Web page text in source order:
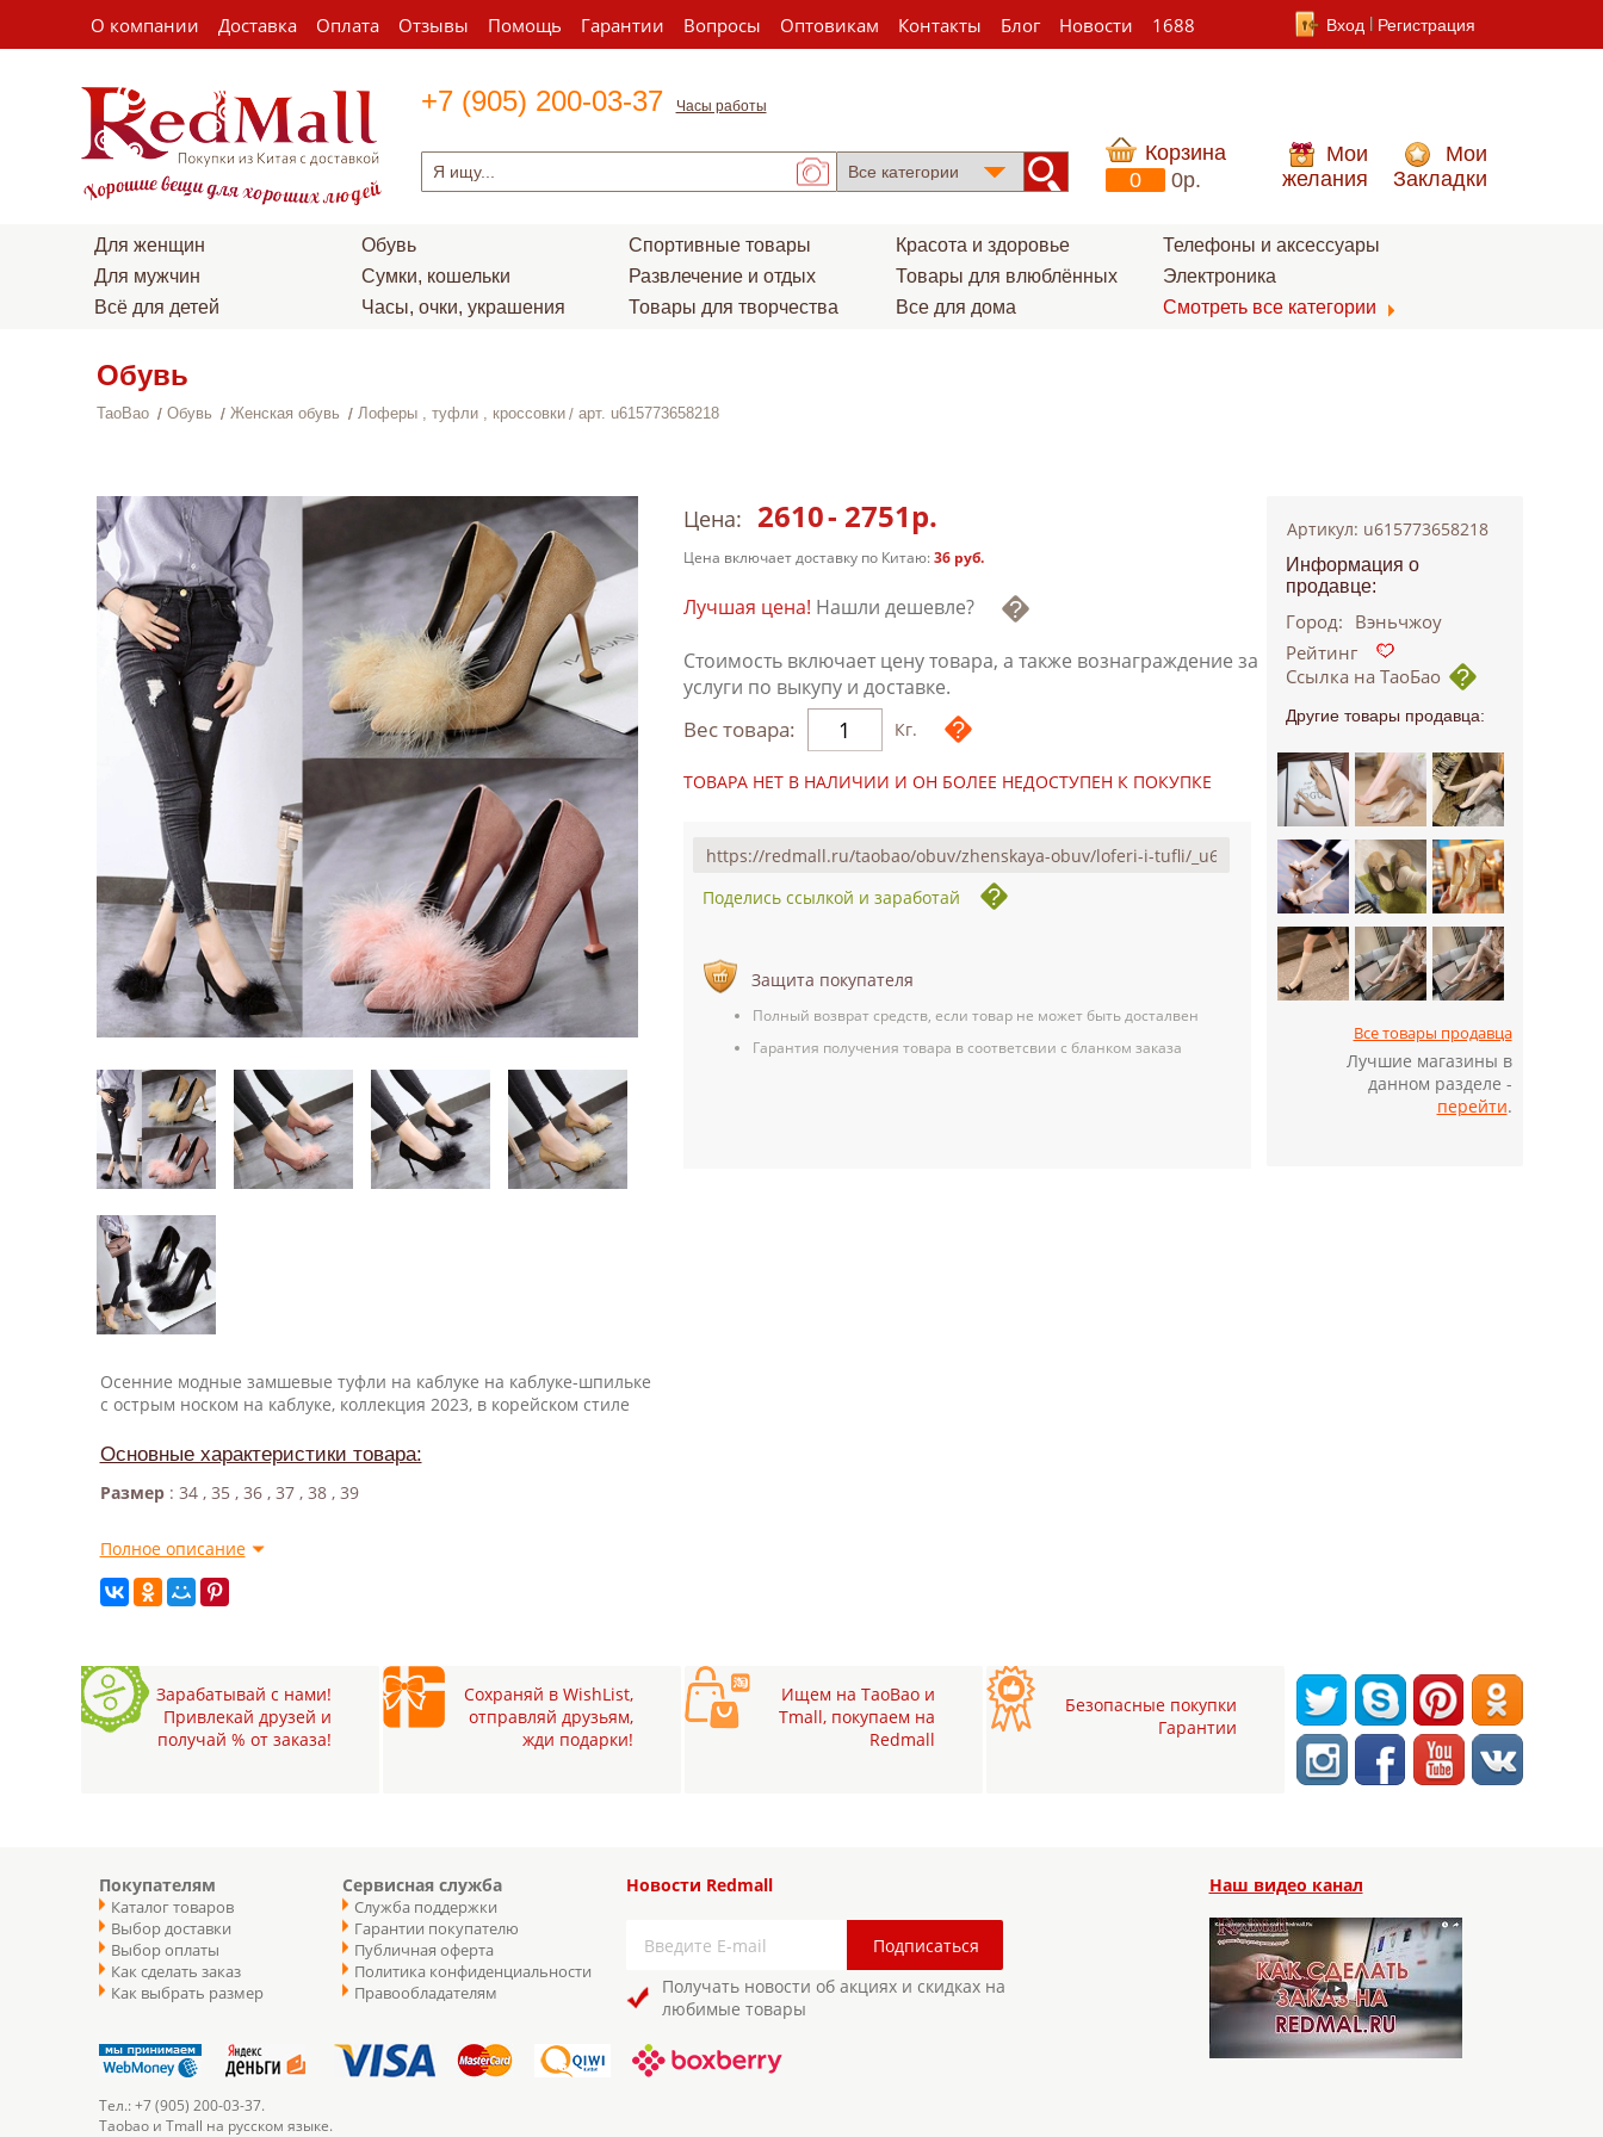
О компании Доставка Оплата Отзывы Помощь Гарантии Вопросы Оптовикам Контакты Блог Новости 1688 Вход Регистрация
+7 (905) 200-03-37 Часы работы
Корзина
0
0p.
Мои
желания
Мои
Закладки
Для женщин
Для мужчин
Всё для детей
Обувь
Сумки, кошельки
Часы, очки, украшения
Спортивные товары
Развлечение и отдых
Товары для творчества
Красота и здоровье
Товары для влюблённых
Все для дома
Телефоны и аксессуары
Электроника
Смотреть все категории
Обувь
TaoBao Обувь Женская обувь Лоферы , туфли , кроссовки арт. u615773658218
Осенние модные замшевые туфли на каблуке на каблуке-шпильке
с острым носком на каблуке, коллекция 2023, в корейском стиле
Основные характеристики товара:
Размер : 34 , 35 , 36 , 37 , 38 , 39
Полное описание
Цена: 2610- 2751р.
Цена включает доставку по Китаю:36 руб.
Лучшая цена! Нашли дешевле?
Стоимость включает цену товара, а также вознаграждение за
услуги по выкупу и доставке.
Вес товара: Кг.
ТОВАРА НЕТ В НАЛИЧИИ И ОН БОЛЕЕ НЕДОСТУПЕН К ПОКУПКЕ
Поделись ссылкой и заработай
Защита покупателя
Полный возврат средств, если товар не может быть досталвен
Гарантия получения товара в соответсвии с бланком заказа
Артикул: u615773658218
Информация о
продавце:
Город: Вэньчжоу
Рейтинг
Ссылка на ТаоБао
Другие товары продавца:
Все товары продавца
Лучшие магазины в
данном разделе -
перейти.
Зарабатывай с нами!
Привлекай друзей и
получай % от заказа!
Сохраняй в WishList,
отправляй друзьям,
жди подарки!
Ищем на TaoBao и
Tmall, покупаем на
Redmall
Безопасные покупки
Гарантии
Покупателям
Каталог товаров
Выбор доставки
Выбор оплаты
Как сделать заказ
Как выбрать размер
Сервисная служба
Служба поддержки
Гарантии покупателю
Публичная оферта
Политика конфиденциальности
Правообладателям
Новости Redmall
Получать новости об акциях и скидках на
любимые товары
Тел.: +7 (905) 200-03-37.
Taobao и Tmall на русском языке.
Наш видео канал